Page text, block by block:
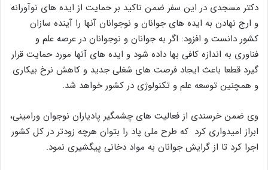
دکتر مسجدی ‌‌‌‌‌در این سفر ضمن تاکید بر حمایت از ایده های نوآورانه
و ارج نهادن به ایده های جوانان و نوجوانان آنها را آینده سازان
کشور دانست و افزود: اگر به جوانان و نوجوانان در عرصه علم و
فناوری به اندازه کافی بها داده شود و ایده های آنها مورد حمایت قرار
گیرد قطعا باعث ایجاد فرصت های شغلی جدید و کاهش نرخ بیکاری
و همچنین توسعه علم و تکنولوژی در کشور خواهد شد.
وی ضمن خرسندی از فعالیت های چشمگیر پادیاران نوجوان ورامینی،
ابراز امیدواری کرد که طرح ملی پاد را بتوان هرچه زودتر در کل کشور
اجرا کرد تا از گرایش جوانان به مواد دخانی پیگشیری نمود.